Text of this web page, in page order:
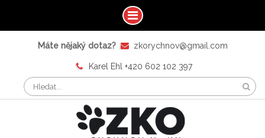
Máte nějaký dotaz? zkorychnov@gmail.com
Karel Ehl +420 602 102 397